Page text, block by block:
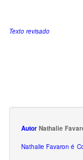
Texto revisado
Autor Nathalie
Nathalie Favaron é